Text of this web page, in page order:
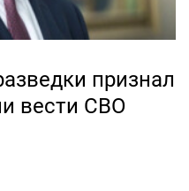
признал
вести СВО